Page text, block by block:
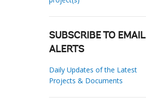
SUBSCRIBE TO EMAIL
ALERTS
Daily Updates of the Latest
Projects & Documents